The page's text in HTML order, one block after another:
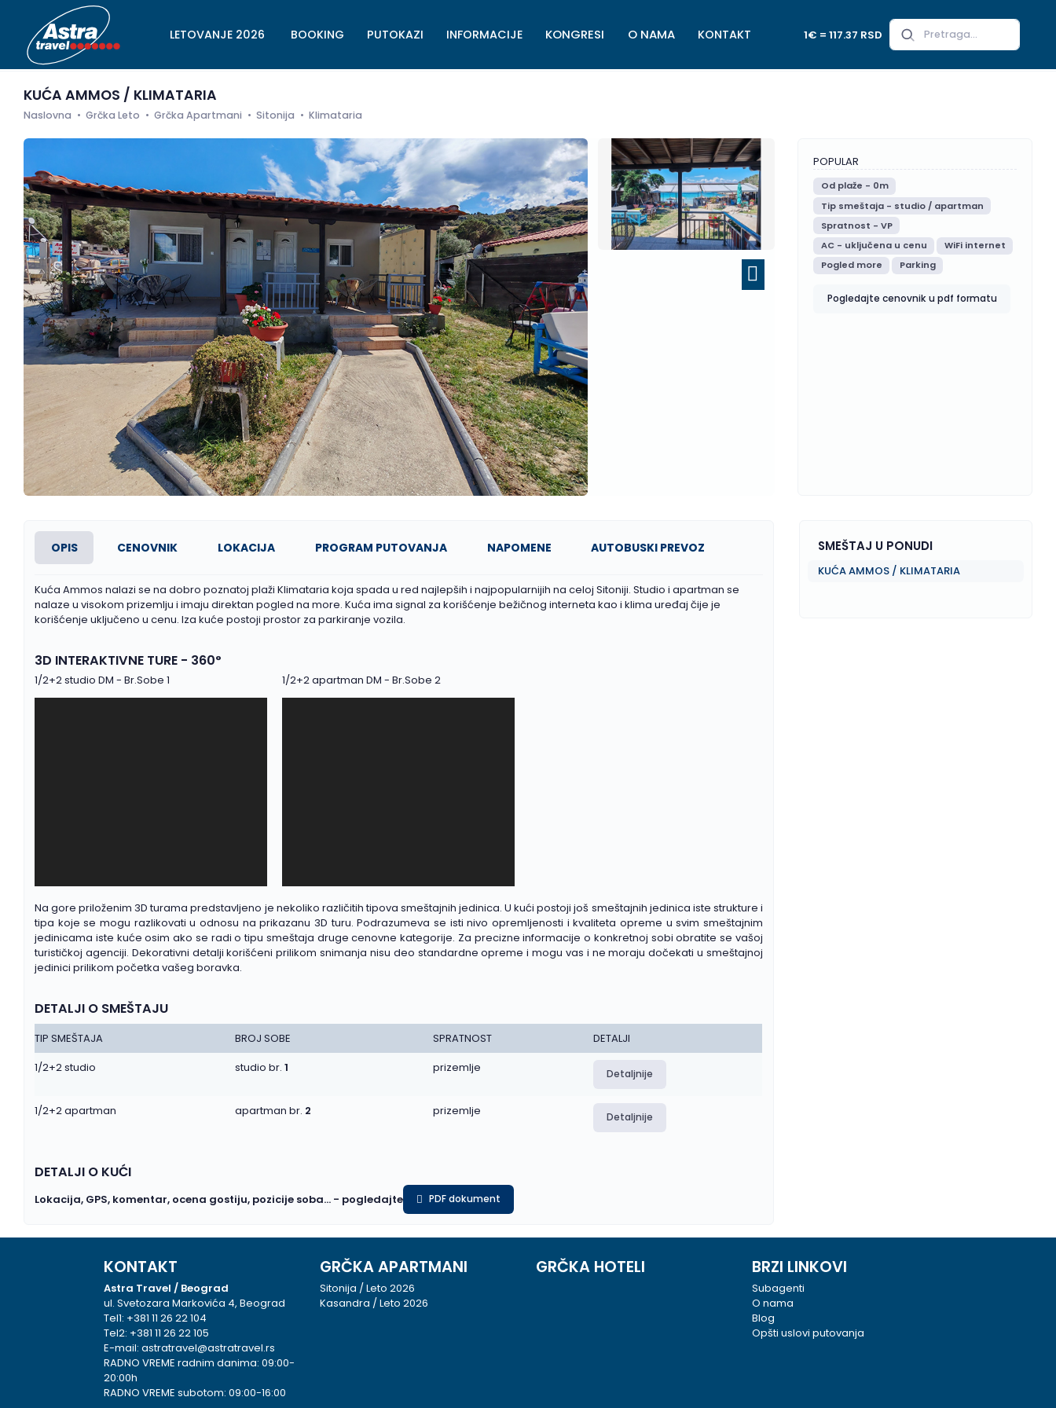
LETOVANJE 2026 BOOKING PUTOKAZI INFORMACIJE KONGRESI O NAMA KONTAKT 1€ = 117.37 RSD
KUĆA AMMOS / KLIMATARIA
Naslovna Grčka Leto Grčka Apartmani Sitonija Klimataria
POPULAR
Od plaže - 0m
Tip smeštaja - studio / apartman
Spratnost - VP
AC - uključena u cenu
WiFi internet
Pogled more
Parking
Pogledajte cenovnik u pdf formatu
OPIS CENOVNIK LOKACIJA PROGRAM PUTOVANJA NAPOMENE AUTOBUSKI PREVOZ
Kuća Ammos nalazi se na dobro poznatoj plaži Klimataria koja spada u red najlepših i najpopularnijih na celoj Sitoniji. Studio i apartman se
nalaze u visokom prizemlju i imaju direktan pogled na more. Kuća ima signal za korišćenje bežičnog interneta kao i klima uređaj čije je
korišćenje uključeno u cenu. Iza kuće postoji prostor za parkiranje vozila.
3D INTERAKTIVNE TURE - 360°
1/2+2 studio DM - Br.Sobe 1 1/2+2 apartman DM - Br.Sobe 2
Na gore priloženim 3D turama predstavljeno je nekoliko različitih tipova smeštajnih jedinica. U kući postoji još smeštajnih jedinica iste strukture i
tipa koje se mogu razlikovati u odnosu na prikazanu 3D turu. Podrazumeva se isti nivo opremljenosti i kvaliteta opreme u svim smeštajnim
jedinicama iste kuće osim ako se radi o tipu smeštaja druge cenovne kategorije. Za precizne informacije o konkretnoj sobi obratite se vašoj
turističkoj agenciji. Dekorativni detalji korišćeni prilikom snimanja nisu deo standardne opreme i mogu vas i ne moraju dočekati u smeštajnoj
jedinici prilikom početka vašeg boravka.
DETALJI O SMEŠTAJU
TIP SMEŠTAJA BROJ SOBE SPRATNOST
DETALJI
1/2+2 studio
studio br. 1 prizemlje Detaljnije
1/2+2 apartman apartman br. 2 prizemlje Detaljnije
DETALJI O KUĆI
Lokacija, GPS, komentar, ocena gostiju, pozicije soba... - pogledajte PDF dokument
SMEŠTAJ U PONUDI
KUĆA AMMOS / KLIMATARIA
KONTAKT
Astra Travel / Beograd
ul. Svetozara Markovića 4, Beograd
Tel1: +381 11 26 22 104
Tel2: +381 11 26 22 105
E-mail: astratravel@astratravel.rs
RADNO VREME radnim danima: 09:00-
20:00h
RADNO VREME subotom: 09:00-16:00
GRČKA APARTMANI
Sitonija / Leto 2026
Kasandra / Leto 2026
GRČKA HOTELI BRZI LINKOVI
Subagenti
O nama
Blog
Opšti uslovi putovanja